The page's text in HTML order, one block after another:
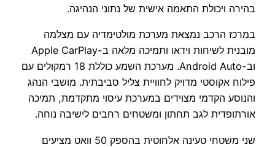
בהירה ויכולת התאמה אישית של נתוני הנהיגה.
במרכז הרכב נמצאת מערכת מולטימדיה עם מצלמה
מובנית לשיחות וידאו ותמיכה מלאה ב-Apple CarPlay
וב-Android Auto. מערכת השמע כוללת 18 רמקולים עם
פילוח אקוסטי מדויק לחוויית צליל סביבתית. מושבי הנהג
והנוסע הקדמי מצוידים במערכת עיסוי מתקדמת, תמיכה
אורתופדית לגב תחתון ומשטחים רחבים לישיבה נוחה.
שני משטחי טעינה אלחוטית בהספק 50 וואט מציעים